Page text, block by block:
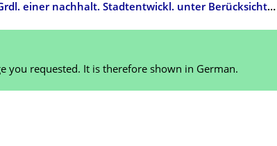
Vert.Diss.: Grdl. einer nachhalt. Stadtentwickl. unter Berücksichtig. d. Auswirk. urbaner Güterverk.
you requested. It is therefore shown in German.